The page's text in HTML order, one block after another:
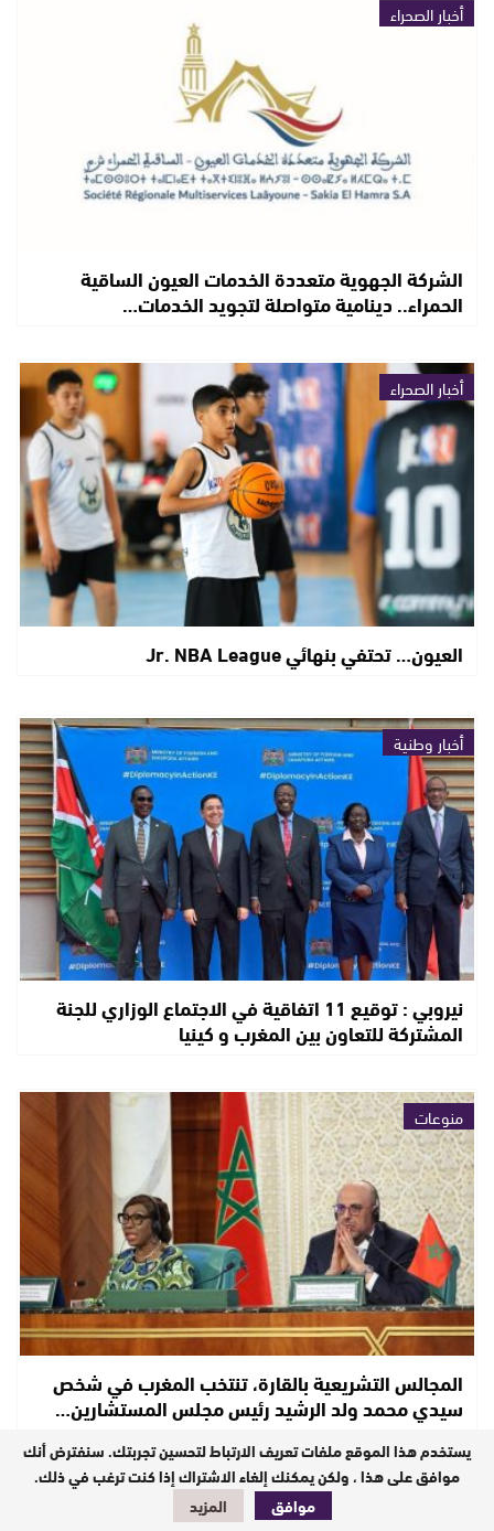
أخبار الصحراء
الشركة الجهوية متعددة الخدمات العيون الساقية
الحمراء.. دينامية متواصلة لتجويد الخدمات…
أخبار الصحراء
العيون… تحتفي بنهائي Jr. NBA League
أخبار وطنية
نيروبي : توقيع 11 اتفاقية في الاجتماع الوزاري للجنة
المشتركة للتعاون بين المغرب و كينيا
منوعات
المجالس التشريعية بالقارة، تنتخب المغرب في شخص
سيدي محمد ولد الرشيد رئيس مجلس المستشارين…
أخبار وطنية
يستخدم هذا الموقع ملفات تعريف الارتباط لتحسين تجربتك. سنفترض أنك
موافق على هذا ، ولكن يمكنك إلغاء الاشتراك إذا كنت ترغب في ذلك.
موافق
المزيد